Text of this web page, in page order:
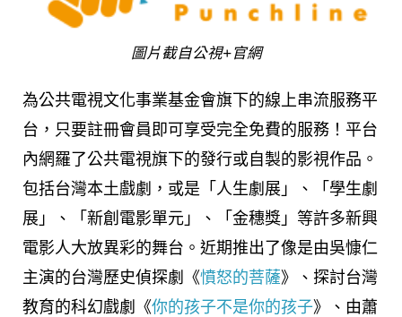
圖片截自公視+官網
為公共電視文化事業基金會旗下的線上串流服務平
台，只要註冊會員即可享受完全免費的服務！平台
內網羅了公共電視旗下的發行或自製的影視作品。
包括台灣本土戲劇，或是「人生劇展」、「學生劇
展」、「新創電影單元」、「金穗獎」等許多新興
電影人大放異彩的舞台。近期推出了像是由吳慷仁
主演的台灣歷史偵探劇《憤怒的菩薩》、探討台灣
教育的科幻戲劇《你的孩子不是你的孩子》、由蕭